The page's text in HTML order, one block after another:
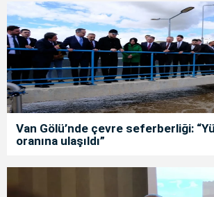
Van Gölü’nde çevre seferberliği:
oranına ulaşıldı”